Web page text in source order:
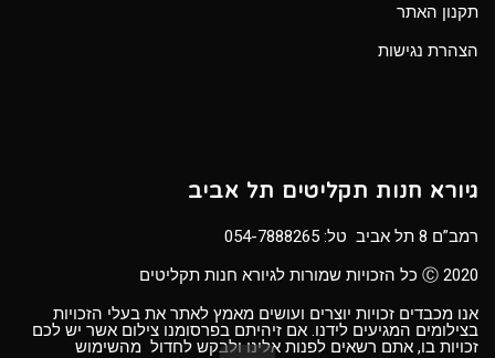
תקנון האתר
הצהרת נגישות
גיורא חנות תקליטים תל אביב
רמב”ם 8 תל אביב טל:
054-7888265
Ⓒ 2020 כל הזכויות שמורות לגיורא חנות תקליטים
אנו מכבדים זכויות יוצרים ועושים מאמץ לאתר את בעלי הזכויות
בצילומים המגיעים לידנו. אם זיהיתם בפרסומנו צילום אשר יש לכם
זכויות בו, אתם רשאים לפנות אלינו ולבקש לחדול מהשימוש